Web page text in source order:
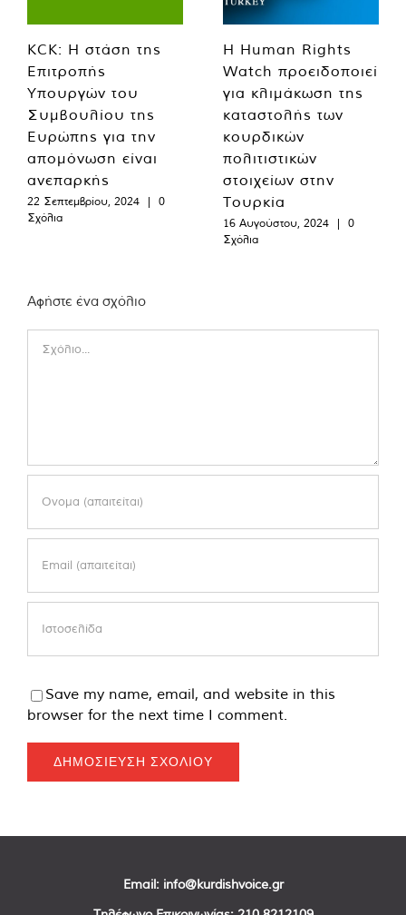
KCK: Η στάση της
Επιτροπής
Υπουργών του
Συμβουλίου της
Ευρώπης για την
απομόνωση είναι
ανεπαρκής
22 Σεπτεμβρίου, 2024 |
0
Σχόλια
Η Human Rights
Watch προειδοποιεί
για κλιμάκωση της
καταστολής των
κουρδικών
πολιτιστικών
στοιχείων στην
Τουρκία
16 Αυγούστου, 2024 |
0
Σχόλια
Αφήστε ένα σχόλιο
Save my name, email, and website in this
browser for the next time I comment.
Email: info@kurdishvoice.gr